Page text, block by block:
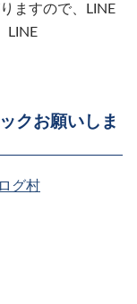
ますので、LINE
LINE
クお願いしま
グ村